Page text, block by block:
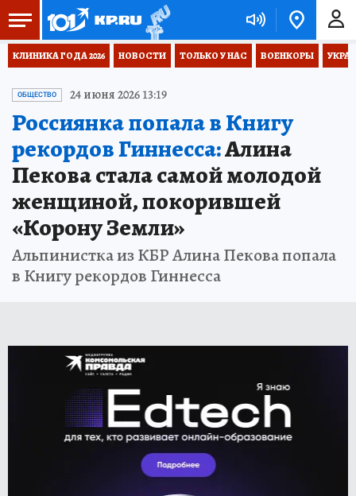
КЛИНИКА ГОДА 2026 НОВОСТИ ТОЛЬКО У НАС ВОЕНКОРЫ
ОБЩЕСТВО 24 июня 2026 13:19
Россиянка попала в Книгу
рекордов Гиннесса:Алина
Пекова стала самой молодой
женщиной, покорившей
«Корону Земли»
Альпинистка из КБР Алина Пекова попала
в Книгу рекордов Гиннесса